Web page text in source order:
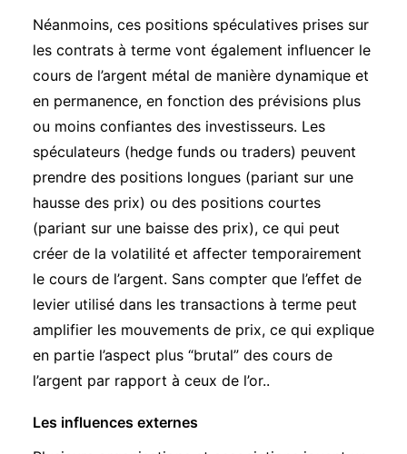
Néanmoins, ces positions spéculatives prises sur
les contrats à terme vont également influencer le
cours de l’argent métal de manière dynamique et
en permanence, en fonction des prévisions plus
ou moins confiantes des investisseurs. Les
spéculateurs (hedge funds ou traders) peuvent
prendre des positions longues (pariant sur une
hausse des prix) ou des positions courtes
(pariant sur une baisse des prix), ce qui peut
créer de la volatilité et affecter temporairement
le cours de l’argent. Sans compter que l’effet de
levier utilisé dans les transactions à terme peut
amplifier les mouvements de prix, ce qui explique
en partie l’aspect plus “brutal” des cours de
l’argent par rapport à ceux de l’or..
Les influences externes